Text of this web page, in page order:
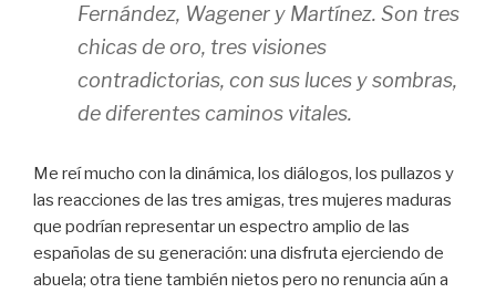
Fernández, Wagener y Martínez. Son tres
chicas de oro, tres visiones
contradictorias, con sus luces y sombras,
de diferentes caminos vitales.
Me reí mucho con la dinámica, los diálogos, los pullazos y
las reacciones de las tres amigas, tres mujeres maduras
que podrían representar un espectro amplio de las
españolas de su generación: una disfruta ejerciendo de
abuela; otra tiene también nietos pero no renuncia aún a